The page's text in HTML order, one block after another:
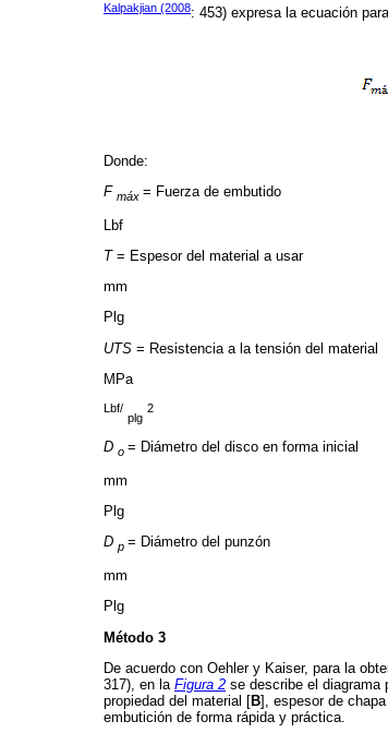
Kalpakjian (2008: 453) expresa la ecuación
Donde:
F máx = Fuerza de embutido
Lbf
T= Espesor del material a usar
mm
Plg
UTS = Resistencia a la tensión del material
MPa
Lbf/
plg
2
D o = Diámetro del disco en forma inicial
mm
Plg
D p = Diámetro del punzón
mm
Plg
Método 3
De acuerdo con Oehler y Kaiser, para la
317), en la Figura 2 se describe el diagrama
propiedad del material [B], espesor de
embutición de forma rápida y práctica.